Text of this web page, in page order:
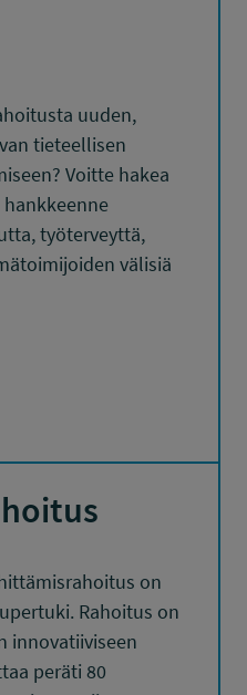
uuden,
tieteellisen
Voitte hakea
työterveyttä,
välisiä
on
Rahoitus on
innovatiiviseen
peräti 80